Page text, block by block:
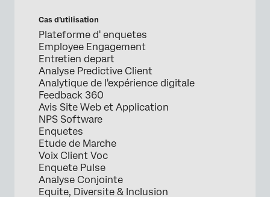
Cas d’utilisation
Plateforme d' enquetes
Employee Engagement
Entretien depart
Analyse Predictive Client
Analytique de l'expérience digitale
Feedback 360
Avis Site Web et Application
NPS Software
Enquetes
Etude de Marche
Voix Client Voc
Enquete Pulse
Analyse Conjointe
Equite, Diversite & Inclusion